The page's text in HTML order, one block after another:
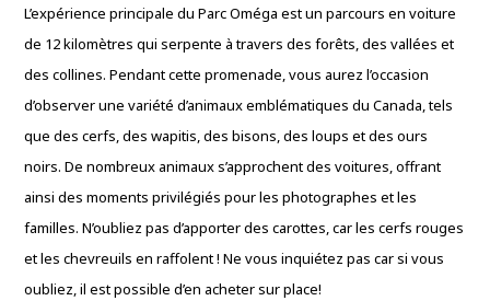
L’expérience principale du Parc Oméga est un parcours en voiture
de 12 kilomètres qui serpente à travers des forêts, des vallées et
des collines. Pendant cette promenade, vous aurez l’occasion
d’observer une variété d’animaux emblématiques du Canada, tels
que des cerfs, des wapitis, des bisons, des loups et des ours
noirs. De nombreux animaux s’approchent des voitures, offrant
ainsi des moments privilégiés pour les photographes et les
familles. N’oubliez pas d’apporter des carottes, car les cerfs rouges
et les chevreuils en raffolent ! Ne vous inquiétez pas car si vous
oubliez, il est possible d’en acheter sur place!